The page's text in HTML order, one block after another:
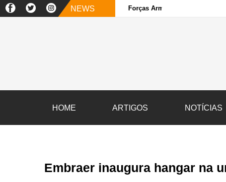
NEWS Forças Armadas e sociedade
HOME ARTIGOS NOTÍCIAS
Embraer inaugura hangar na